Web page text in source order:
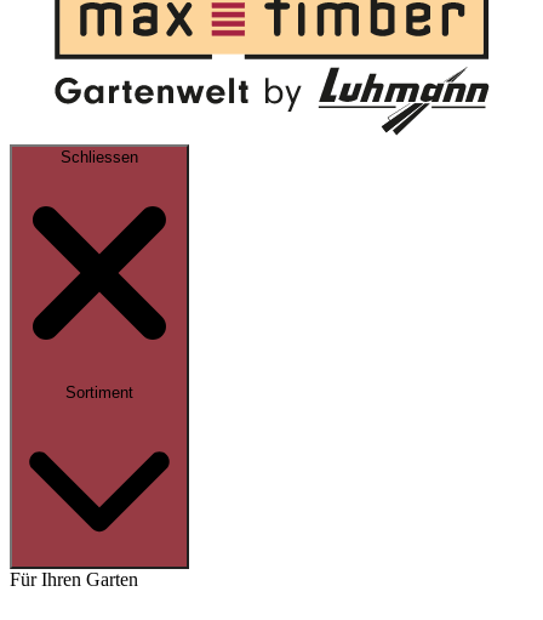
Schliessen
Sortiment
Für Ihren Garten